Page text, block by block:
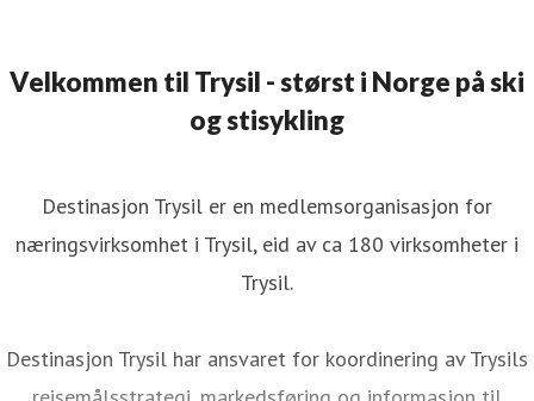
Velkommen til Trysil - størst i Norge på ski
og stisykling
Destinasjon Trysil er en medlemsorganisasjon for
næringsvirksomhet i Trysil, eid av ca 180 virksomheter i
Trysil.
Destinasjon Trysil har ansvaret for koordinering av Trysils
reisemålsstrategi, markedsføring og informasjon til